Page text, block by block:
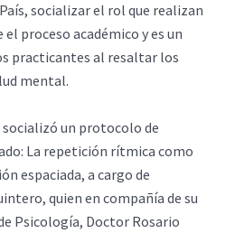
socializar el rol que realizan
proceso académico y es un
practicantes al resaltar los
mental.
un protocolo de
La repetición rítmica como
espaciada, a cargo de
quien en compañía de su
Psicología, Doctor Rosario